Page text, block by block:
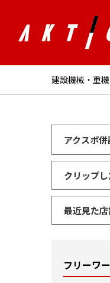
建設機械・重
アクスポ
クリップ
最近見た
フリーワ